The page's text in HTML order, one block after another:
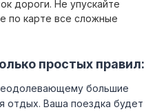
дороги. Не упускайте
по карте все сложные
простых правил:
большие
отдых. Ваша поездка будет